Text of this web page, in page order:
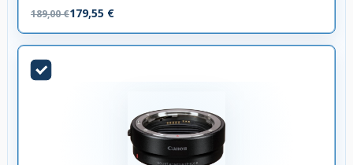
189,00 €179,55 €